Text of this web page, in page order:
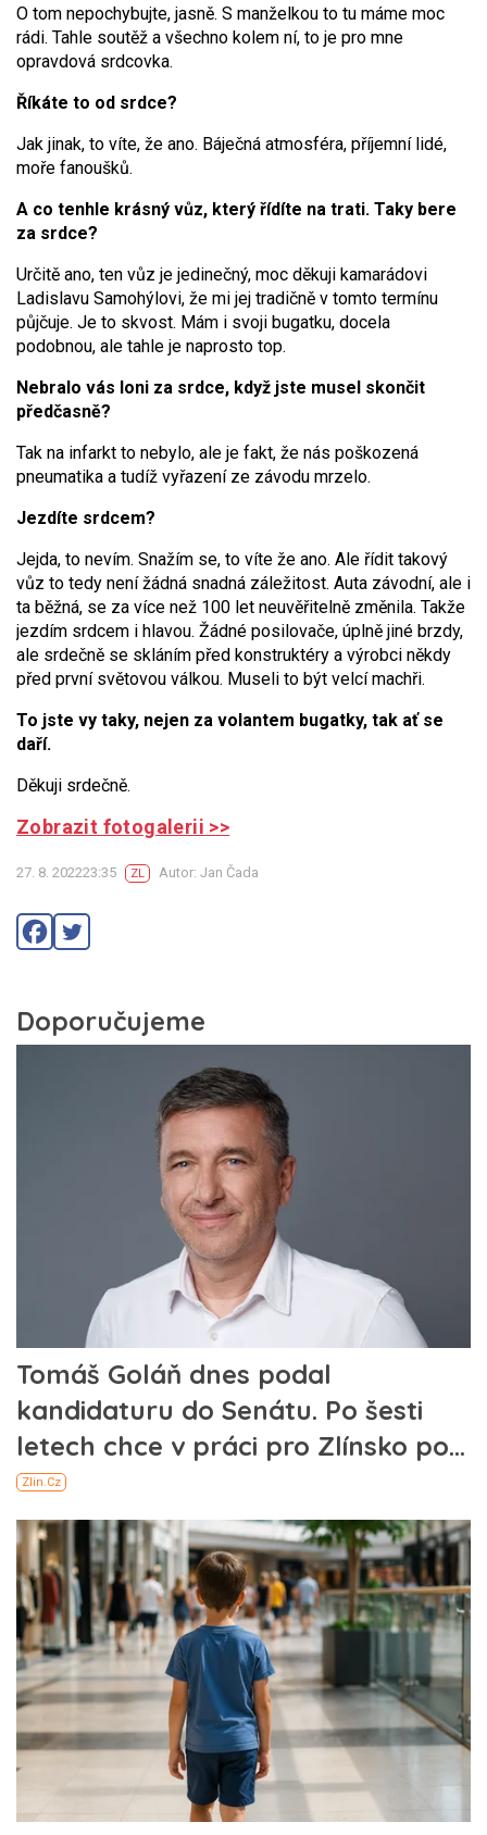
O tom nepochybujte, jasně. S manželkou to tu máme moc
rádi. Tahle soutěž a všechno kolem ní, to je pro mne
opravdová srdcovka.
Říkáte to od srdce?
Jak jinak, to víte, že ano. Báječná atmosféra, příjemní lidé,
moře fanoušků.
A co tenhle krásný vůz, který řídíte na trati. Taky bere
za srdce?
Určitě ano, ten vůz je jedinečný, moc děkuji kamarádovi
Ladislavu Samohýlovi, že mi jej tradičně v tomto termínu
půjčuje. Je to skvost. Mám i svoji bugatku, docela
podobnou, ale tahle je naprosto top.
Nebralo vás loni za srdce, když jste musel skončit
předčasně?
Tak na infarkt to nebylo, ale je fakt, že nás poškozená
pneumatika a tudíž vyřazení ze závodu mrzelo.
Jezdíte srdcem?
Jejda, to nevím. Snažím se, to víte že ano. Ale řídit takový
vůz to tedy není žádná snadná záležitost. Auta závodní, ale i
ta běžná, se za více než 100 let neuvěřitelně změnila. Takže
jezdím srdcem i hlavou. Žádné posilovače, úplně jiné brzdy,
ale srdečně se skláním před konstruktéry a výrobci někdy
před první světovou válkou. Museli to být velcí machři.
To jste vy taky, nejen za volantem bugatky, tak ať se
daří.
Děkuji srdečně.
Zobrazit fotogalerii >>
27. 8. 202223:35 ZL Autor: Jan Čada